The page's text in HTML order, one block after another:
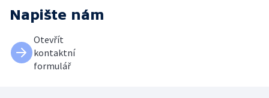
Napište nám
Otevřít
kontaktní
formulář